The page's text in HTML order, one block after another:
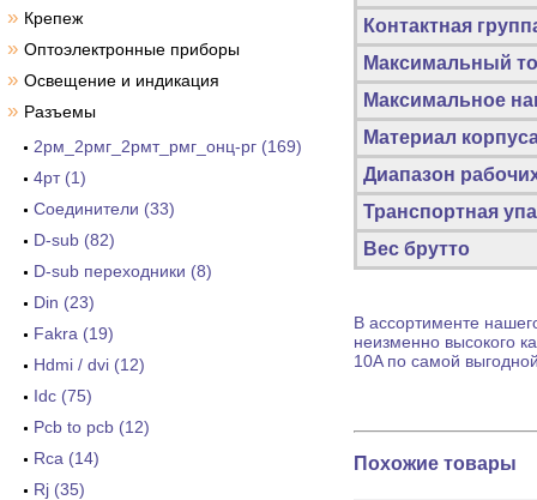
» Крепеж
» Оптоэлектронные приборы
» Освещение и индикация
» Разъемы
2рм_2рмг_2рмт_рмг_онц-рг (169)
4рт (1)
Cоединители (33)
D-sub (82)
D-sub переходники (8)
Din (23)
Fakra (19)
Hdmi / dvi (12)
Idc (75)
Pcb to pcb (12)
Rca (14)
Rj (35)
Контактная
Максимальный
Максимальное
Материал
Диапазон
Транспортная
Вес брутто
В ассортименте
неизменно высокого
10A по самой
Похожие товары